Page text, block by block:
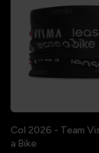
Col 2026 - Team
a Bike